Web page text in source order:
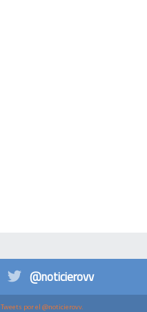
@noticierovv
Tweets por el @noticierovv.